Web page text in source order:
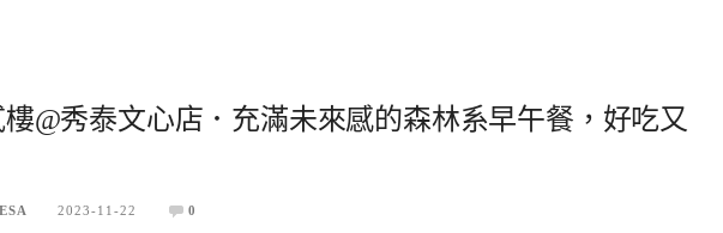
@秀泰文心店．充滿未來感的森林系早午餐，好吃又
2023-11-22 0